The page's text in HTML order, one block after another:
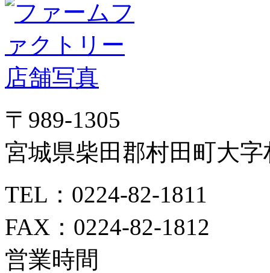
〒989-1305
宮城県柴田郡村田町大字
TEL：0224-82-1811
FAX：0224-82-1812
営業時間